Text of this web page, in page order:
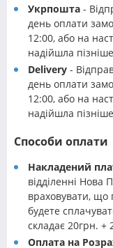
Укрпошта -
день оплати
12:00, або на
надійшла
Delivery -
день оплати
12:00, або на
надійшла
Способи оплати
Накладений
відділенні
враховувати, що
будете
складає 20грн. +
Оплата на